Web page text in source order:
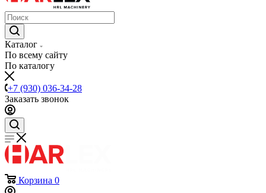
Каталог
По всему сайту
По каталогу
+7 (930) 036-34-28
Заказать звонок
Корзина 0